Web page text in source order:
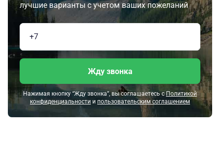
лучшие варианты с учетом ваших пожеланий
Жду звонка
Нажимая кнопку “Жду звонка”, вы соглашаетесь с Политикой
конфиденциальности и пользовательским соглашением